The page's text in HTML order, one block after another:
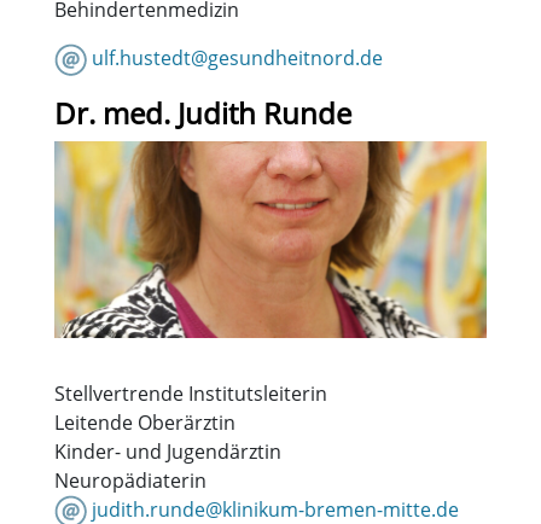
Behindertenmedizin
ulf.hustedt@gesundheitnord.de
Dr. med. Judith Runde
Stellvertrende Institutsleiterin
Leitende Oberärztin
Kinder- und Jugendärztin
Neuropädiaterin
judith.runde@klinikum-bremen-mitte.de